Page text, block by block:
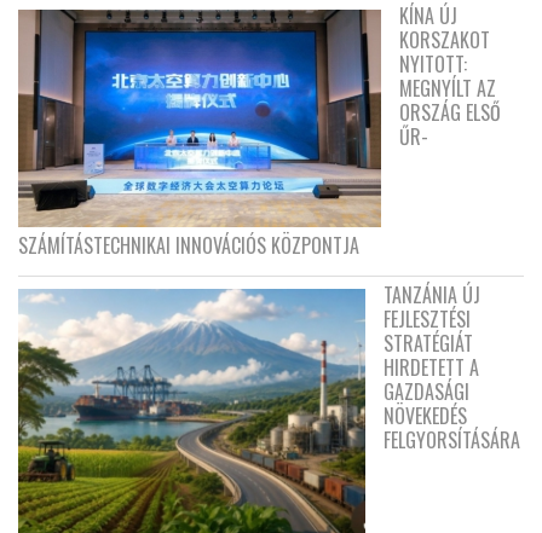
KÍNA ÚJ
KORSZAKOT
NYITOTT:
MEGNYÍLT AZ
ORSZÁG ELSŐ
ŰR-
SZÁMÍTÁSTECHNIKAI INNOVÁCIÓS KÖZPONTJA
TANZÁNIA ÚJ
FEJLESZTÉSI
STRATÉGIÁT
HIRDETETT A
GAZDASÁGI
NÖVEKEDÉS
FELGYORSÍTÁSÁRA